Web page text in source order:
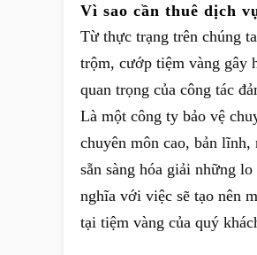
Vì sao cần thuê dịch
Từ thực trạng trên chúng
trộm, cướp tiệm vàng gây
quan trọng của công tác
Là một công ty bảo vệ
chuyên môn cao, bản
sẵn sàng hóa giải những
nghĩa với việc sẽ tạo nên
tại tiệm vàng của quý